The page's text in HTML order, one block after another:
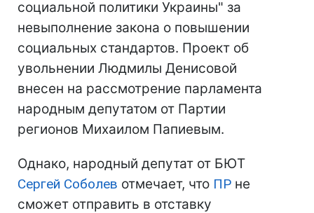
социальной политики Украины" за
невыполнение закона о повышении
социальных стандартов. Проект об
увольнении Людмилы Денисовой
внесен на рассмотрение парламента
народным депутатом от Партии
регионов Михаилом Папиевым.
Однако, народный депутат от БЮТ
Сергей Соболев отмечает, что ПР не
сможет отправить в отставку